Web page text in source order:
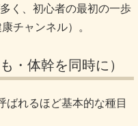
く、初心者の最初の一歩
チャンネル）。
・体幹を同時に）
ばれるほど基本的な種目